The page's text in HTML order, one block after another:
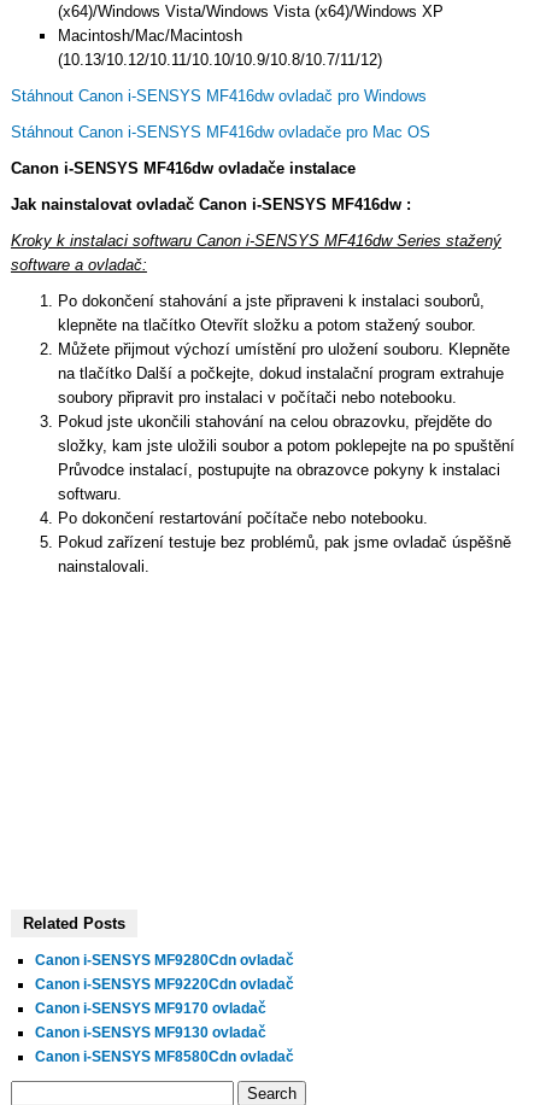
(x64)/Windows Vista/Windows Vista (x64)/Windows XP
Macintosh/Mac/Macintosh
(10.13/10.12/10.11/10.10/10.9/10.8/10.7/11/12)
Stáhnout Canon i-SENSYS MF416dw ovladač pro Windows
Stáhnout Canon i-SENSYS MF416dw ovladače pro Mac OS
Canon i-SENSYS MF416dw ovladače instalace
Jak nainstalovat ovladač Canon i-SENSYS MF416dw :
Kroky k instalaci softwaru Canon i-SENSYS MF416dw Series stažený
software a ovladač:
Po dokončení stahování a jste připraveni k instalaci souborů,
klepněte na tlačítko Otevřít složku a potom stažený soubor.
Můžete přijmout výchozí umístění pro uložení souboru. Klepněte
na tlačítko Další a počkejte, dokud instalační program extrahuje
soubory připravit pro instalaci v počítači nebo notebooku.
Pokud jste ukončili stahování na celou obrazovku, přejděte do
složky, kam jste uložili soubor a potom poklepejte na po spuštění
Průvodce instalací, postupujte na obrazovce pokyny k instalaci
softwaru.
Po dokončení restartování počítače nebo notebooku.
Pokud zařízení testuje bez problémů, pak jsme ovladač úspěšně
nainstalovali.
Related Posts
Canon i-SENSYS MF9280Cdn ovladač
Canon i-SENSYS MF9220Cdn ovladač
Canon i-SENSYS MF9170 ovladač
Canon i-SENSYS MF9130 ovladač
Canon i-SENSYS MF8580Cdn ovladač